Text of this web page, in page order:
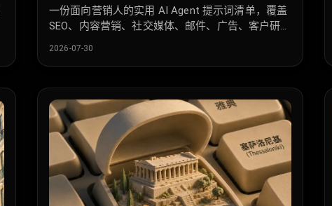
一份面向营销人的实用 AI Agent 提示词清单，覆盖
SEO、内容营销、社交媒体、邮件、广告、客户研究
2026-07-30